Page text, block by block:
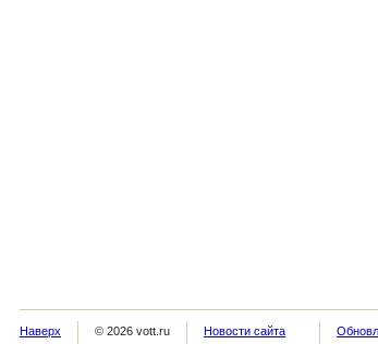
Наверх © 2026 vott.ru Новости сайта